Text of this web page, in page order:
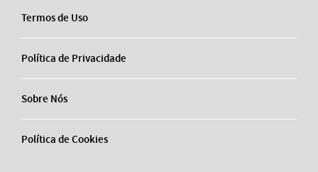
Termos de Uso
Política de Privacidade
Sobre Nós
Política de Cookies